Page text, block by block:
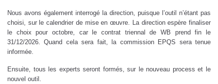
Nous avons également interrogé la direction, puisque l’outil n’étant pas
choisi, sur le calendrier de mise en œuvre. La direction espère finaliser
le choix pour octobre, car le contrat triennal de WB prend fin le
31/12/2026. Quand cela sera fait, la commission EPQS sera tenue
informée.
Ensuite, tous les experts seront formés, sur le nouveau process et le
nouvel outil.